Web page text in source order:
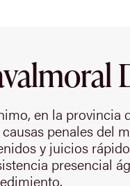
en la provincia
penales del
y juicios
presencial